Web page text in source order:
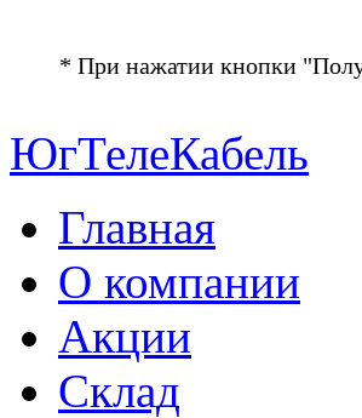
* При нажатии кнопки
ЮгТелеКабель
Главная
О компании
Акции
Склад